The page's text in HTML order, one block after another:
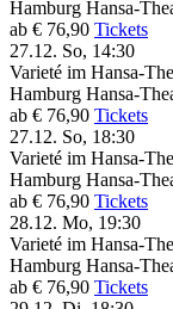
Hamburg Hansa-
ab € 76,90 Tickets
27.12. So, 14:30
Varieté im Hansa-
Hamburg Hansa-
ab € 76,90 Tickets
27.12. So, 18:30
Varieté im Hansa-
Hamburg Hansa-
ab € 76,90 Tickets
28.12. Mo, 19:30
Varieté im Hansa-
Hamburg Hansa-
ab € 76,90 Tickets